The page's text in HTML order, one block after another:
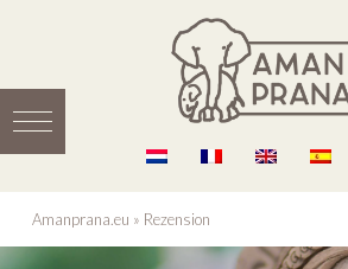
Amanprana.eu » Rezension